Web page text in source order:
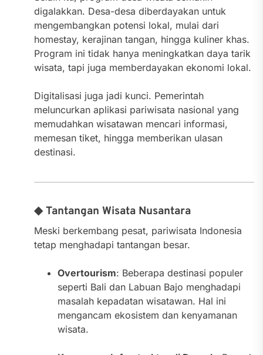
digalakkan. Desa-desa diberdayakan untuk
mengembangkan potensi lokal, mulai dari
homestay, kerajinan tangan, hingga kuliner khas.
Program ini tidak hanya meningkatkan daya tarik
wisata, tapi juga memberdayakan ekonomi lokal.
Digitalisasi juga jadi kunci. Pemerintah
meluncurkan aplikasi pariwisata nasional yang
memudahkan wisatawan mencari informasi,
memesan tiket, hingga memberikan ulasan
destinasi.
◆ Tantangan Wisata Nusantara
Meski berkembang pesat, pariwisata Indonesia
tetap menghadapi tantangan besar.
Overtourism: Beberapa destinasi populer
seperti Bali dan Labuan Bajo menghadapi
masalah kepadatan wisatawan. Hal ini
mengancam ekosistem dan kenyamanan
wisata.